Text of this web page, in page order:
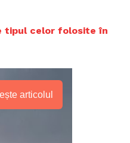
tipul celor folosite în
articolul